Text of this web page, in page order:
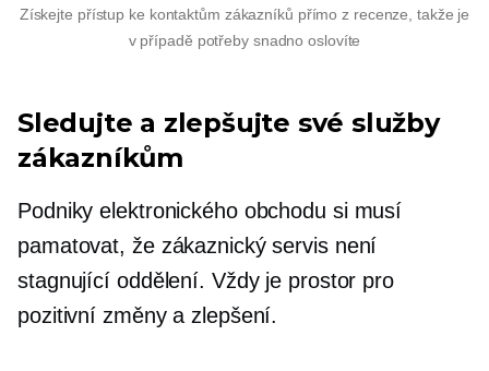
Získejte přístup ke kontaktům zákazníků přímo z recenze, takže je
v případě potřeby snadno oslovíte
Sledujte a zlepšujte své služby
zákazníkům
Podniky elektronického obchodu si musí
pamatovat, že zákaznický servis není
stagnující oddělení. Vždy je prostor pro
pozitivní změny a zlepšení.